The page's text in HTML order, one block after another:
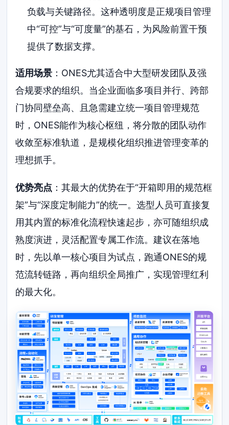
负载与关键路径。这种透明度是正规项目管理
中“可控”与“可度量”的基石，为风险前置干预
提供了数据支撑。
适用场景 ：ONES尤其适合中大型研发团队及强
合规要求的组织。当企业面临多项目并行、跨部
门协同壁垒高、且急需建立统一项目管理规范
时，ONES能作为核心枢纽，将分散的团队动作
收敛至标准轨道，是规模化组织推进管理变革的
理想抓手。
优势亮点 ：其最大的优势在于“开箱即用的规范框
架”与“深度定制能力”的统一。选型人员可直接复
用其内置的标准化流程快速起步，亦可随组织成
熟度演进，灵活配置专属工作流。建议在落地
时，先以单一核心项目为试点，跑通ONES的规
范流转链路，再向组织全局推广，实现管理红利
的最大化。